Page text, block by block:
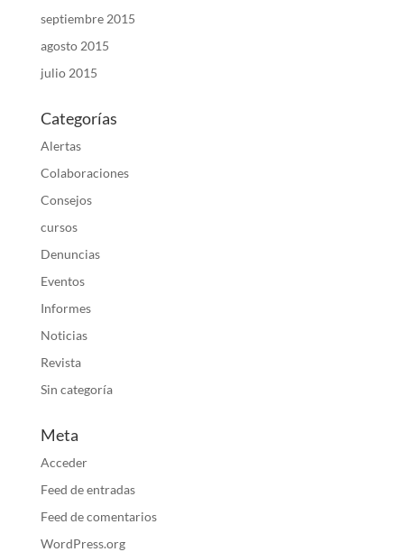
septiembre 2015
agosto 2015
julio 2015
Categorías
Alertas
Colaboraciones
Consejos
cursos
Denuncias
Eventos
Informes
Noticias
Revista
Sin categoría
Meta
Acceder
Feed de entradas
Feed de comentarios
WordPress.org